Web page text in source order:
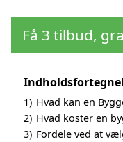
Få 3 tilbud,
1) Hvad kan en
2) Hvad koster en
3) Fordele ved at